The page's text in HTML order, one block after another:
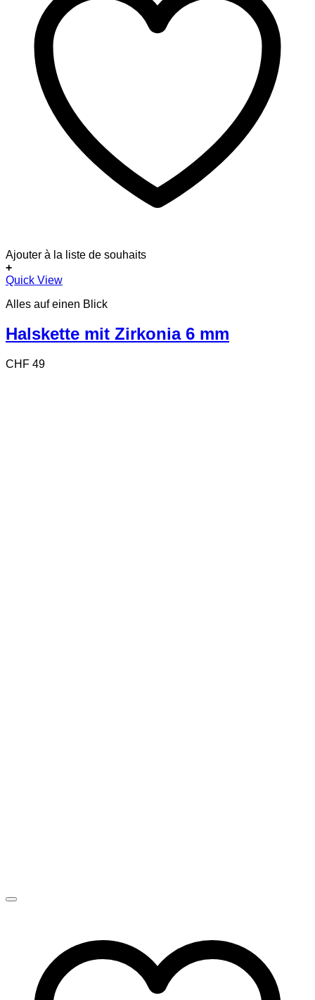
Ajouter à la liste de souhaits
+
Quick View
Alles auf einen Blick
Halskette mit Zirkonia 6 mm
CHF 49